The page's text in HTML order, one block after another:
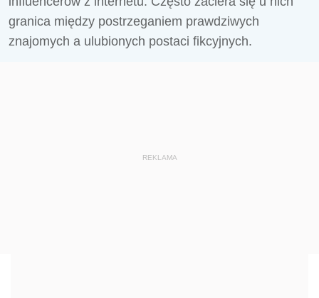
granica między postrzeganiem prawdziwych
znajomych a ulubionych postaci fikcyjnych.
REKLAMA